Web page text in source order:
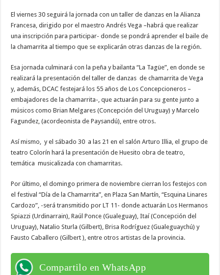
El viernes 30 seguirá la jornada con un taller de danzas en la Alianza
Francesa, dirigido por el maestro Andrés Vega –habrá que realizar
una inscripción para participar- donde se pondrá aprender el baile de
la chamarrita al tiempo que se explicarán otras danzas de la región.
Esa jornada culminará con la peña y bailanta “La Tagüe”, en donde se
realizará la presentación del taller de danzas de chamarrita de Vega
y, además, DCAC festejará los 55 años de Los Concepcioneros –
embajadores de la chamarrita-, que actuarán para su gente junto a
músicos como Brian Melgares (Concepción del Uruguay) y Marcelo
Fagundez, (acordeonista de Paysandú), entre otros.
Así mismo, y el sábado 30 a las 21 en el salón Arturo Illia, el grupo de
teatro Colorín hará la presentación de Huesito obra de teatro,
temática musicalizada con chamarritas.
Por último, el domingo primera de noviembre cierran los festejos con
el festival “Día de la Chamarrita”, en Plaza San Martín, “Esquina Linares
Cardozo”, -será transmitido por LT 11- donde actuarán Los Hermanos
Spiazzi (Urdinarrain), Raúl Ponce (Gualeguay), Itaí (Concepción del
Uruguay), Natalio Sturla (Gilbert), Brisa Rodríguez (Gualeguaychú) y
Fausto Caballero (Gilbert ), entre otros artistas de la provincia.
Compartilo en WhatsApp